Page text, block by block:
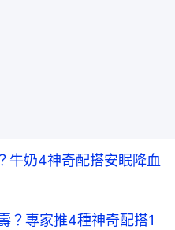
牛奶4神奇配搭安眠降血
？專家推4種神奇配搭1